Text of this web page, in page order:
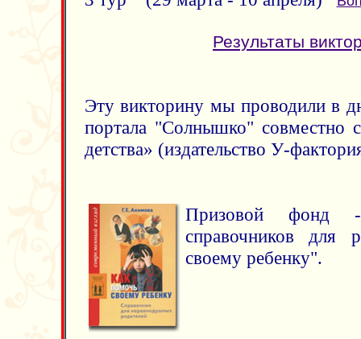
Результаты
Эту викторину мы проводили в
портала "Солнышко" совместно
детства» (издательство У-
Призовой фонд -
справочников для
своему ребенку".